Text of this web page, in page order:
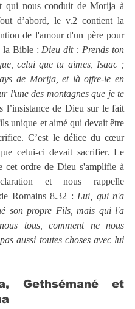
qui nous conduit de Morija à
d’abord, le v.2 contient la
de l'amour d'un père pour
la Bible : Dieu dit : Prends ton
celui que tu aimes, Isaac ;
de Morija, et là offre-le en
l'une des montagnes que je te
l’insistance de Dieu sur le fait
unique et aimé qui devait être
C’est le délice du cœur
celui-ci devait sacrifier. Le
cet ordre de Dieu s'amplifie à
et nous rappelle
Romains 8.32 : Lui, qui n'a
son propre Fils, mais qui l'a
tous, comment ne nous
aussi toutes choses avec lui
Gethsémané et